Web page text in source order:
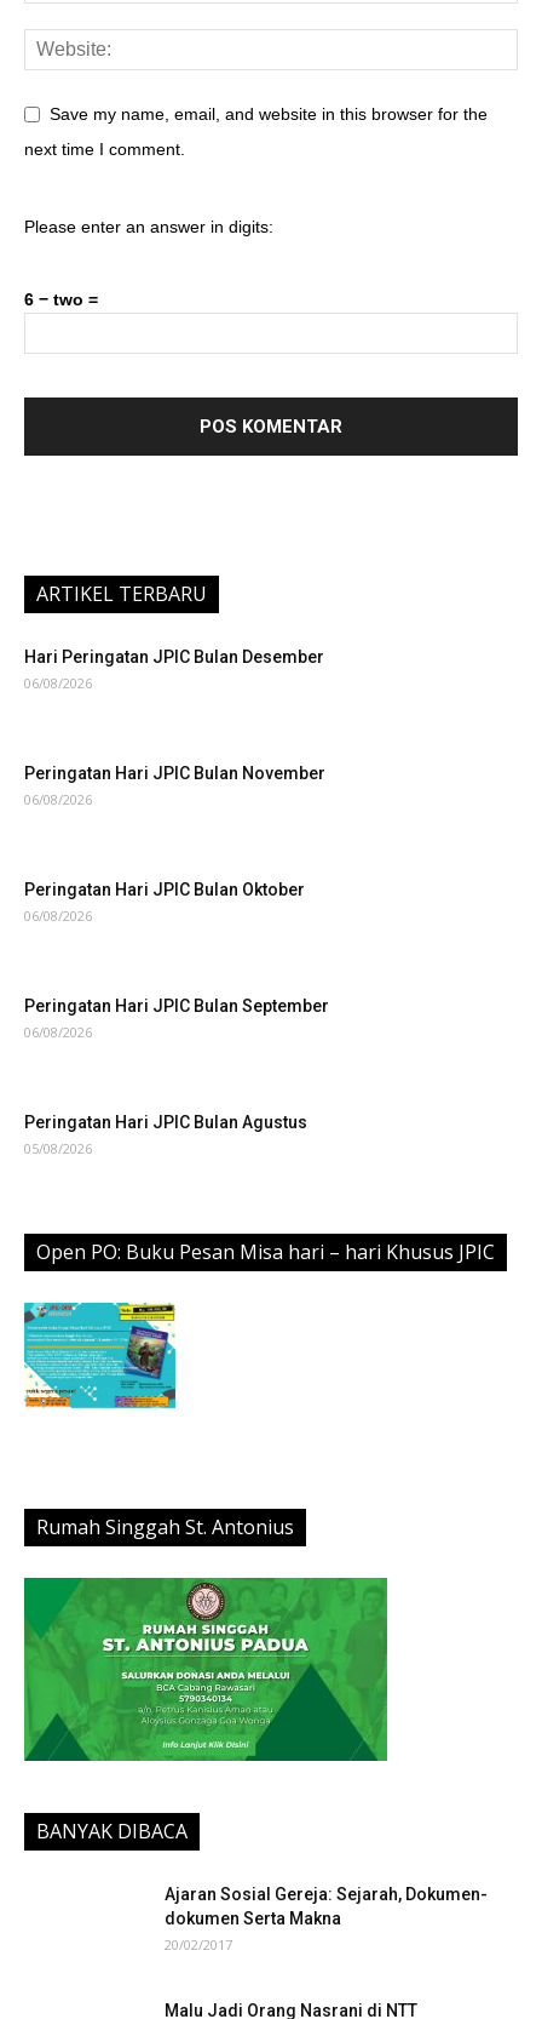
Save my name, email, and website in this browser for the
next time I comment.
Please enter an answer in digits:
6 − two =
ARTIKEL TERBARU
Hari Peringatan JPIC Bulan Desember
06/08/2026
Peringatan Hari JPIC Bulan November
06/08/2026
Peringatan Hari JPIC Bulan Oktober
06/08/2026
Peringatan Hari JPIC Bulan September
06/08/2026
Peringatan Hari JPIC Bulan Agustus
05/08/2026
Open PO: Buku Pesan Misa hari – hari Khusus JPIC
Rumah Singgah St. Antonius
BANYAK DIBACA
Ajaran Sosial Gereja: Sejarah, Dokumen-
dokumen Serta Makna
20/02/2017
Malu Jadi Orang Nasrani di NTT